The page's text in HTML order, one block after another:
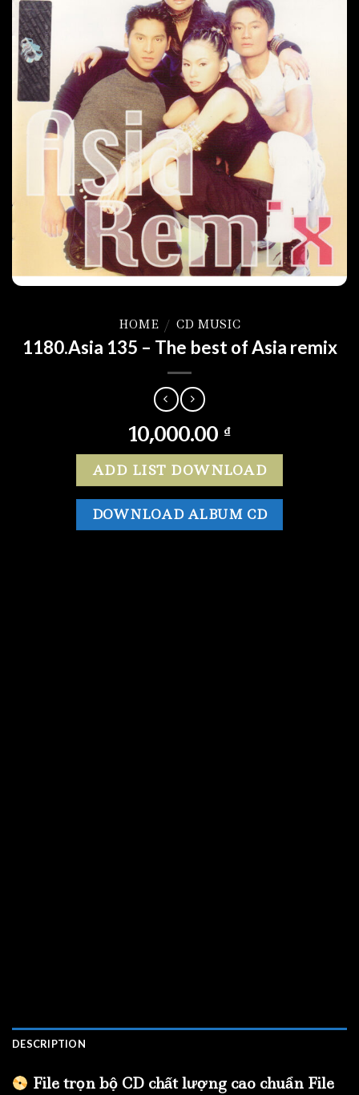
HOME / CD MUSIC
1180.Asia 135 – The best of Asia remix
10,000.00 ₫
ADD LIST DOWNLOAD
DOWNLOAD ALBUM CD
DESCRIPTION
File trọn bộ CD chất lượng cao chuẩn File